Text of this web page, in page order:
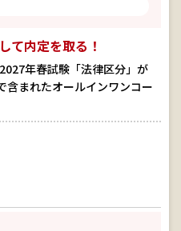
て内定を取る！
年春試験「法律区分」が
含まれたオールインワンコー